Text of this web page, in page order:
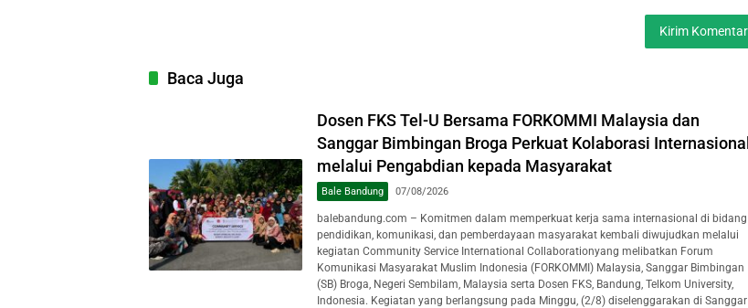
Baca Juga
Dosen FKS Tel-U Bersama FORKOMMI Malaysia dan
Sanggar Bimbingan Broga Perkuat Kolaborasi Internasional
melalui Pengabdian kepada Masyarakat
Bale Bandung 07/08/2026
balebandung.com – Komitmen dalam memperkuat kerja sama internasional di bidang
pendidikan, komunikasi, dan pemberdayaan masyarakat kembali diwujudkan melalui
kegiatan Community Service International Collaborationyang melibatkan Forum
Komunikasi Masyarakat Muslim Indonesia (FORKOMMI) Malaysia, Sanggar Bimbingan
(SB) Broga, Negeri Sembilam, Malaysia serta Dosen FKS, Bandung, Telkom University,
Indonesia. Kegiatan yang berlangsung pada Minggu, (2/8) diselenggarakan di Sanggar